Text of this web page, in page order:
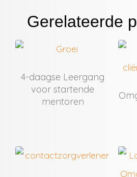
Gerelateerde
4-daagse Leergang
voor startende
mentoren